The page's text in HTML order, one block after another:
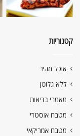
קטגוריות
אוכל מהיר
ללא גלוטן
מאמרי בריאות
מטבח אוסטרי
מטבח אמריקאי